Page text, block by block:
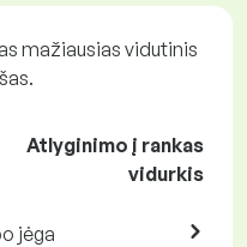
mažiausias vidutinis
Atlyginimo į rankas
vidurkis
jėga